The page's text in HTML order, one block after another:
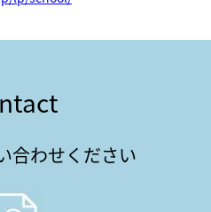
合わせください